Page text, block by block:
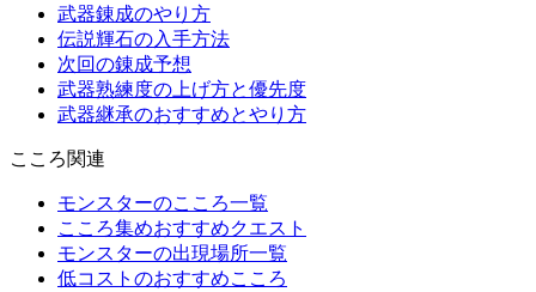
武器錬成のやり方
伝説輝石の入手方法
次回の錬成予想
武器熟練度の上げ方と優先度
武器継承のおすすめとやり方
こころ関連
モンスターのこころ一覧
こころ集めおすすめクエスト
モンスターの出現場所一覧
低コストのおすすめこころ